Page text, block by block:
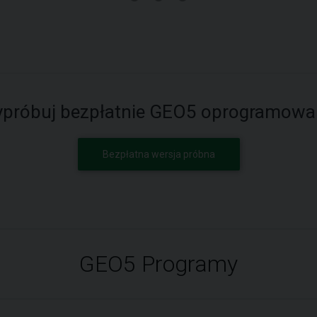
bezpłatnie GEO5
Bezpłatna wersja próbna
GEO5 Programy